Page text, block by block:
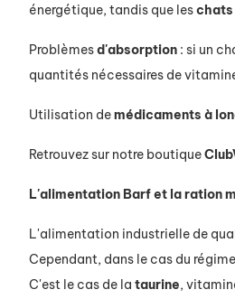
énergétique, tandis que leschats
Problèmesd'absorption : si un
quantités nécessaires de
Utilisation demédicaments à
Retrouvez sur notre boutique
L'alimentation Barf et la ration
L'alimentation industrielle de
Cependant, dans le cas du
C'est le cas de la taurine,